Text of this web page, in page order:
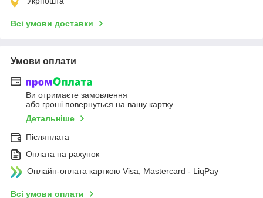
Всі умови доставки
Умови оплати
Ви отримаєте замовлення
або гроші повернуться на вашу картку
Детальніше
Післяплата
Оплата на рахунок
Онлайн-оплата карткою Visa, Mastercard - LiqPay
Всі умови оплати